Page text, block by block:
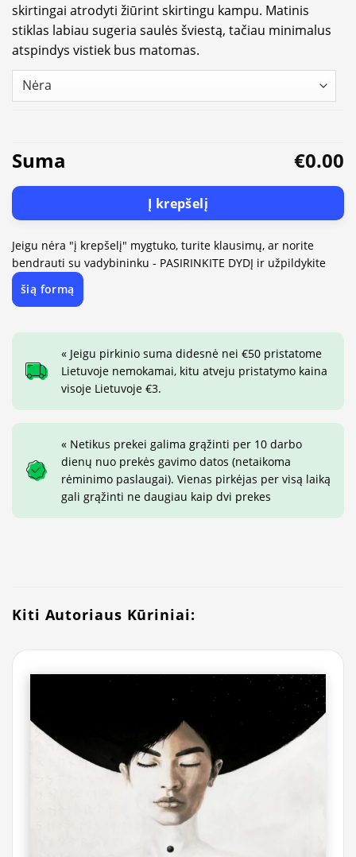
skirtingai atrodyti žiūrint skirtingu kampu. Matinis
stiklas labiau sugeria saulės šviestą, tačiau minimalus
atspindys vistiek bus matomas.
Suma €0.00
Į krepšelį
Jeigu nėra "į krepšelį" mygtuko, turite klausimų, ar norite
bendrauti su vadybininku - PASIRINKITE DYDĮ ir užpildykite
šią formą
« Jeigu pirkinio suma didesnė nei €50 pristatome
Lietuvoje nemokamai, kitu atveju pristatymo kaina
visoje Lietuvoje €3.
« Netikus prekei galima grąžinti per 10 darbo
dienų nuo prekės gavimo datos (netaikoma
rėminimo paslaugai). Vienas pirkėjas per visą laiką
gali grąžinti ne daugiau kaip dvi prekes
Kiti Autoriaus Kūriniai: